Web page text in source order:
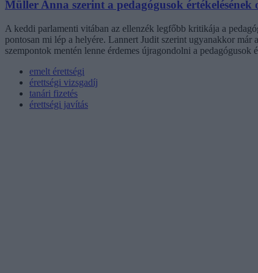
Müller Anna szerint a pedagógusok értékelésének
A keddi parlamenti vitában az ellenzék legfőbb kritikája a
pontosan mi lép a helyére. Lannert Judit szerint ugyanakkor
szempontok mentén lenne érdemes újragondolni a pedagógusok
emelt érettségi
érettségi vizsgadíj
tanári fizetés
érettségi javítás